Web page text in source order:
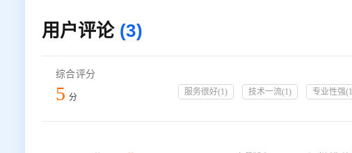
用户评论 (3)
综合评分
5 分
服务很好(1) 技术一流(1) 专业性强(1